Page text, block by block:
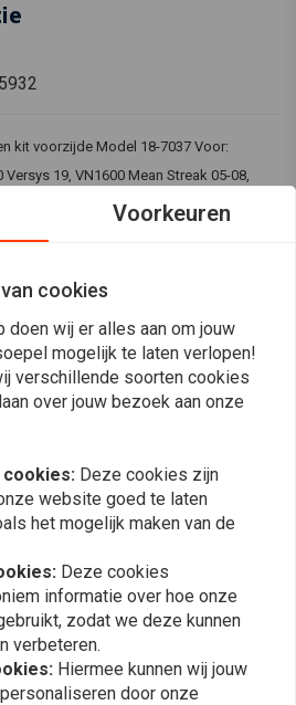
kit voorzijde Model 18-7037 Voor:
19, VN1600 Mean Streak 05-08,
Ninja 11-19, ZX10R 04-15 , ZX10R
alleen ter indicatie. Om de kit visueel te
van all balls bezoeken. De gekochte set
(0 beoordelingen)
Voorkeuren
cookies
doen wij er alles aan om jouw
mogelijk te laten verlopen!
verschillende soorten cookies
over jouw bezoek aan onze
Deze cookies zijn
website goed te laten
het mogelijk maken van de
Deze cookies
informatie over hoe onze
zodat we deze kunnen
verbeteren.
Hiermee kunnen wij jouw
door onze